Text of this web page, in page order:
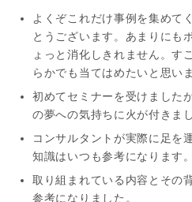
よくぞこれだけ事例を集めて
とうございます。あまりにも
ょっと消化しきれません。す
らかでも当てはめたいと思いま
初めてセミナーを受けました
の夢への気持ちに火が付きまし
コンサルタントが実際に足を
知識はいつも参考になります。
取り組まれている内容とその
参考になりました。